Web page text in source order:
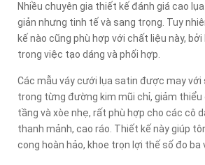
Nhiều chuyên gia thiết kế đánh giá cao
giản nhưng tinh tế và sang trọng. Tuy
kế nào cũng phù hợp với chất liệu này, bởi
trong việc tạo dáng và phối hợp.
Các mẫu váy cưới lụa satin được may
trong từng đường kim mũi chỉ, giảm thiểu
tầng và xòe nhẹ, rất phù hợp cho các cô
thanh mảnh, cao ráo. Thiết kế này giúp
cong hoàn hảo, khoe trọn lợi thế số đo ba